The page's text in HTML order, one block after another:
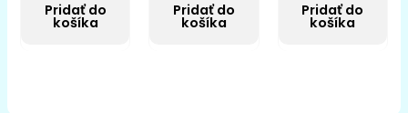
Pridať do
košíka
Pridať do
košíka
Pridať do
košíka